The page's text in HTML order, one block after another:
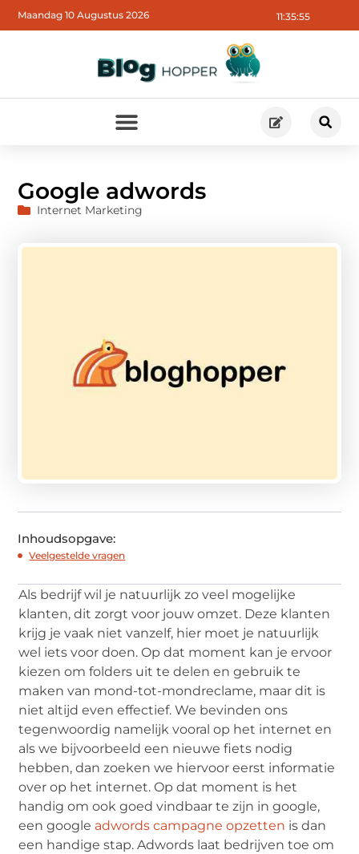
11:35:56
Maandag 10 Augustus 2026
Google adwords
Internet Marketing
Inhoudsopgave:
Veelgestelde vragen
Als bedrijf wil je natuurlijk zo veel mogelijke
klanten, dit zorgt voor jouw omzet. Deze klanten
krijg je vaak niet vanzelf, hier moet je natuurlijk
wel iets voor doen. Op dat moment kan je ervoor
kiezen om folders uit te delen en gebruik te
maken van mond-tot-mondreclame, maar dit is
niet altijd even effectief. We bevinden ons
tegenwoordig namelijk vooral op het internet en
als we bijvoorbeeld een nieuwe fiets nodig
hebben, dan zoeken we hiervoor eerst informatie
over op het internet. Op dat moment is het
handig om ook goed vindbaar te zijn in google,
een google adwords campagne opzetten is dan
een handige stap. Adwords laat bedrijven toe om